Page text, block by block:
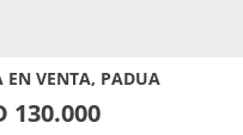
EN VENTA, PADUA
130.000